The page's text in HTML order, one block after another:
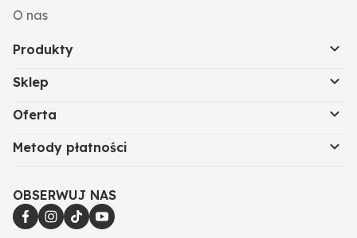
O nas
Produkty
Sklep
Oferta
Metody płatności
OBSERWUJ NAS